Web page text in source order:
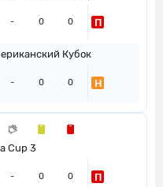
- 0 0 П
Кубок
- 0 0 Н
Cup 3
- 0 0 П